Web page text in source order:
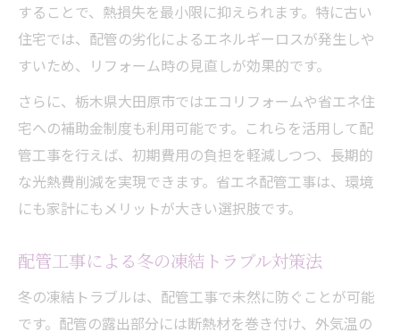
することで、熱損失を最小限に抑えられます。特に古い
住宅では、配管の劣化によるエネルギーロスが発生しや
すいため、リフォーム時の見直しが効果的です。
さらに、栃木県大田原市ではエコリフォームや省エネ住
宅への補助金制度も利用可能です。これらを活用して配
管工事を行えば、初期費用の負担を軽減しつつ、長期的
な光熱費削減を実現できます。省エネ配管工事は、環境
にも家計にもメリットが大きい選択肢です。
配管工事による冬の凍結トラブル対策法
冬の凍結トラブルは、配管工事で未然に防ぐことが可能
です。配管の露出部分には断熱材を巻き付け、外気温の